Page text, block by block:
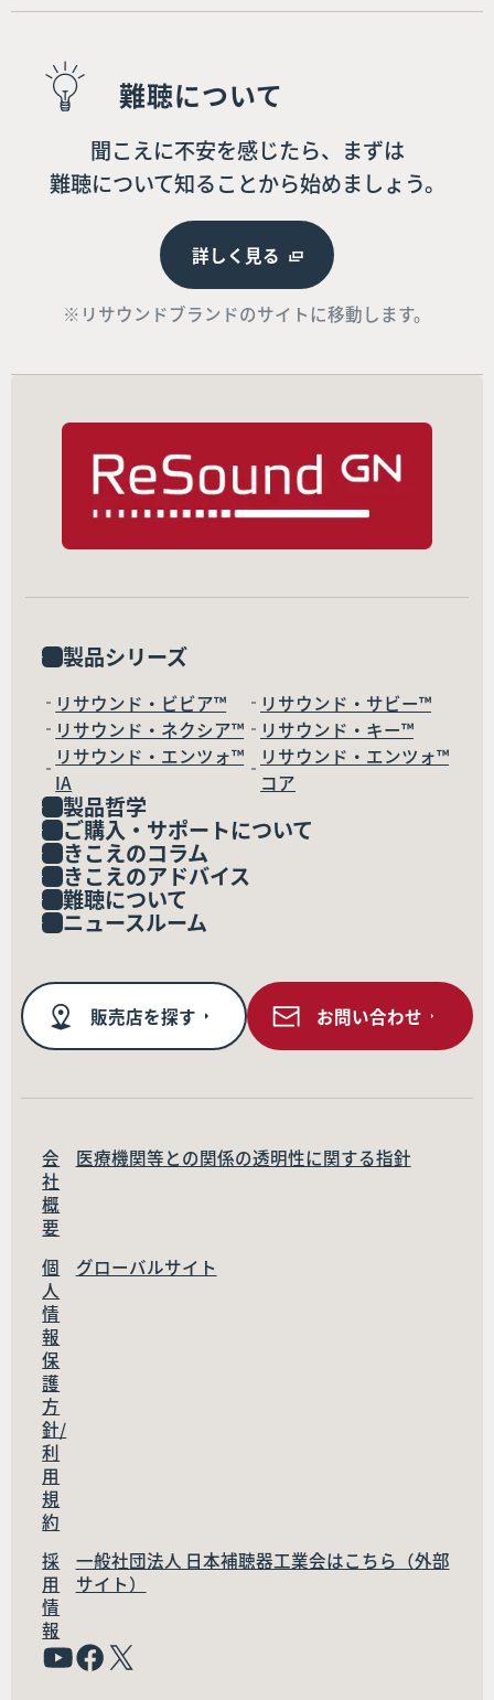
難聴について
聞こえに不安を感じたら、まずは
難聴について知ることから始めましょう。
詳しく見る
※リサウンドブランドのサイトに移動します。
製品シリーズ
リサウンド・ビビア™
リサウンド・サビー™
リサウンド・ネクシア™
リサウンド・キー™
リサウンド・エンツォ™
IA
リサウンド・エンツォ™
コア
製品哲学
ご購入・サポートについて
きこえのコラム
きこえのアドバイス
難聴について
ニュースルーム
販売店を探す お問い合わせ
会
社
概
要
医療機関等との関係の透明性に関する指針
個
人
情
報
保
護
方
針/
利
用
規
約
グローバルサイト
採
用
情
報
一般社団法人 日本補聴器工業会はこちら（外部
サイト）